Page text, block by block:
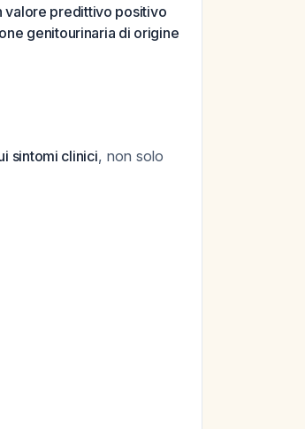
valore predittivo positivo
genitourinaria di origine
sintomi clinici, non solo